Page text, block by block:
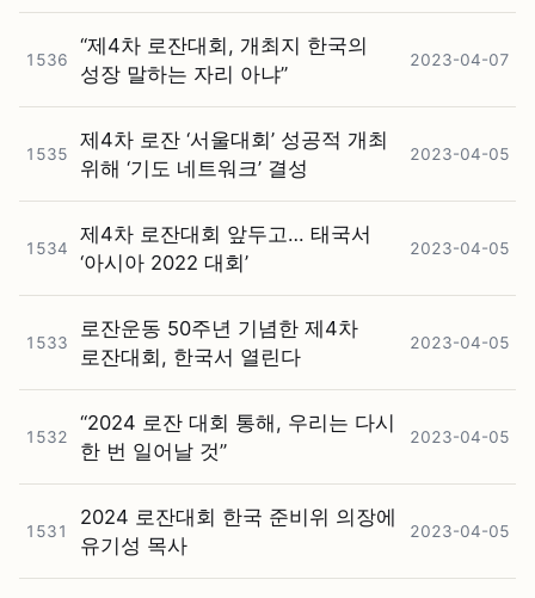
1536
“제4차 로잔대회, 개최지 한국의
성장 말하는 자리 아냐”
2023-04-07
1535
제4차 로잔 ‘서울대회’ 성공적 개최
위해 ‘기도 네트워크’ 결성
2023-04-05
1534
제4차 로잔대회 앞두고… 태국서
‘아시아 2022 대회’
2023-04-05
1533
로잔운동 50주년 기념한 제4차
로잔대회, 한국서 열린다
2023-04-05
1532
“2024 로잔 대회 통해, 우리는 다시
한 번 일어날 것”
2023-04-05
1531
2024 로잔대회 한국 준비위 의장에
유기성 목사
2023-04-05